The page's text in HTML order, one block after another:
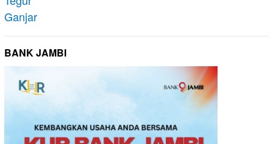
BANK JAMBI